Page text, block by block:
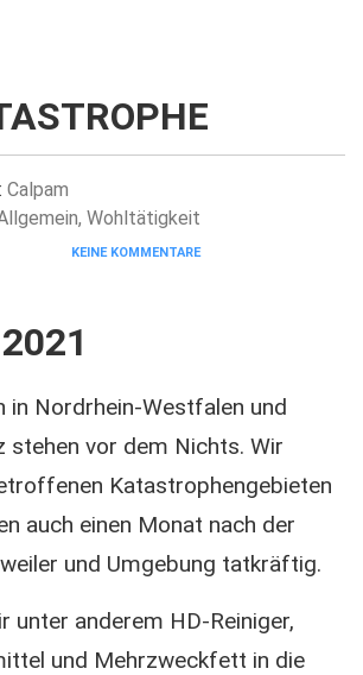
Calpam
Wohltätigkeit
KEINE KOMMENTARE
in Nordrhein-Westfalen und
stehen vor dem Nichts. Wir
Katastrophengebieten
auch einen Monat nach der
und Umgebung tatkräftig.
unter anderem HD-Reiniger,
und Mehrzweckfett in die